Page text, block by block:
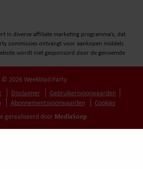
in diverse affiliate marketing programma’s, dat
commissies ontvangt voor aankopen middels
wordt niet gesponsord door de genoemde
© 2026 Weekblad Party
Disclaimer
Gebruikersvoorwaarden
Abonnementsvoorwaarden
Cookies
gerealiseerd door MediaSoep